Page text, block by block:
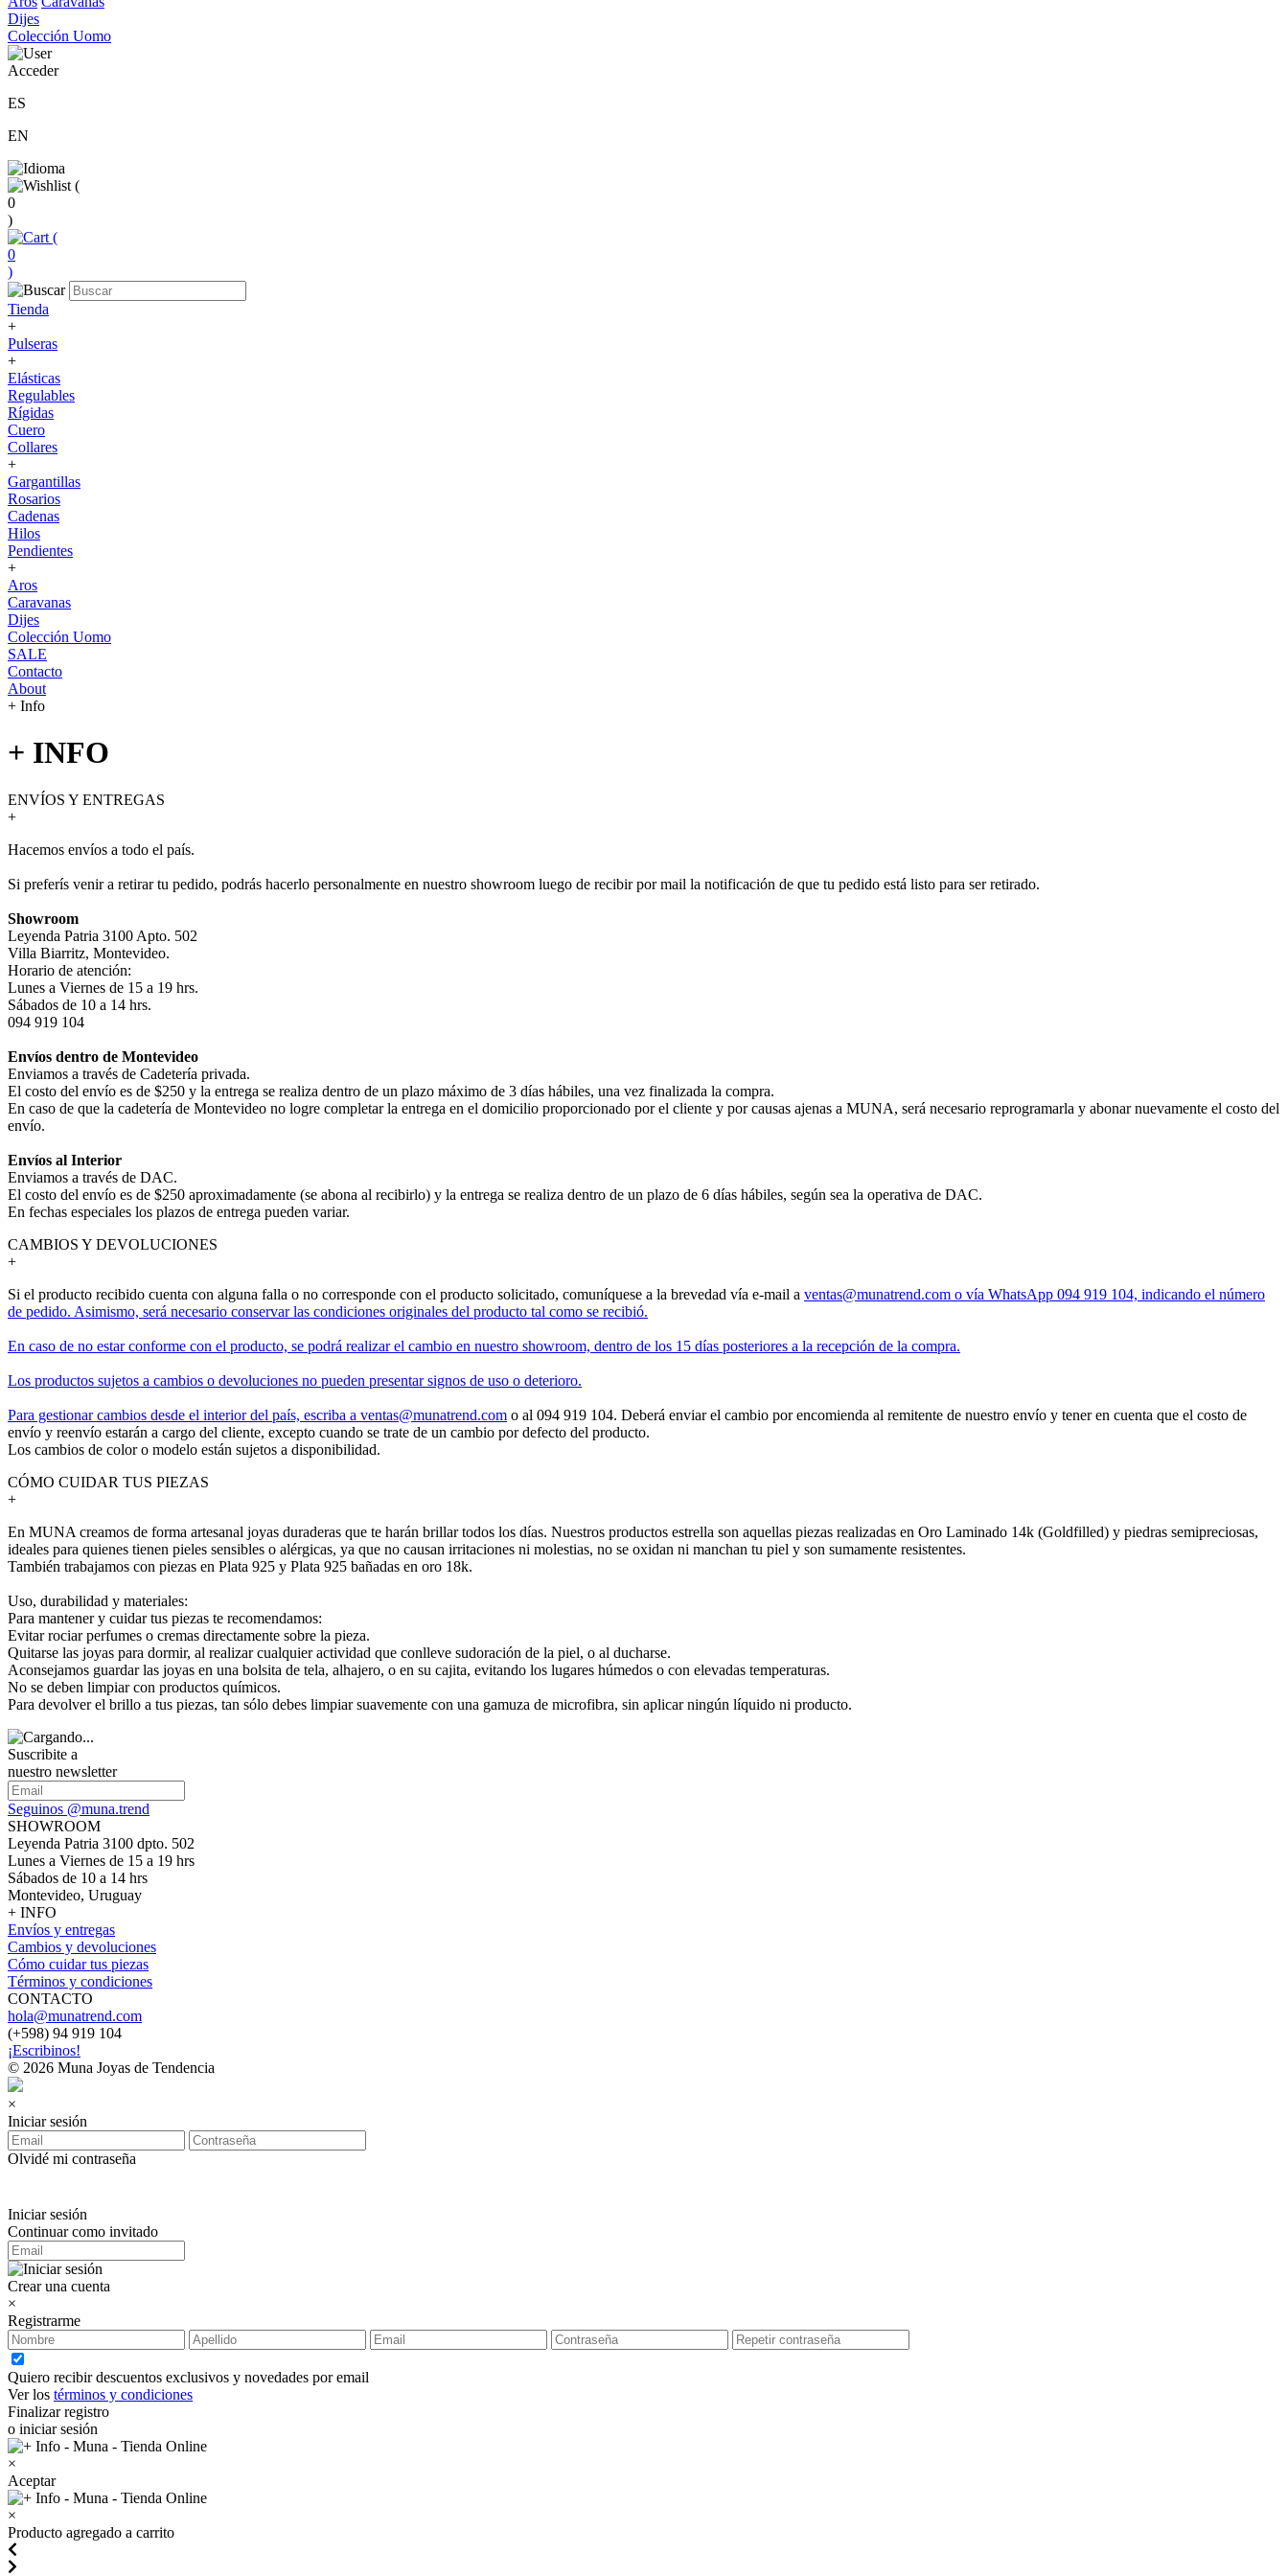
Dijes
Colección Uomo
Acceder
ES
EN
(
0
)
(
0
)
Tienda
+
Pulseras
+
Elásticas
Regulables
Rígidas
Cuero
Collares
+
Gargantillas
Rosarios
Cadenas
Hilos
Pendientes
+
Aros
Caravanas
Dijes
Colección Uomo
SALE
Contacto
About
+ Info
+ INFO
ENVÍOS Y ENTREGAS
+
Hacemos envíos a todo el país.
Si preferís venir a retirar tu pedido, podrás hacerlo personalmente en nuestro showroom luego de recibir por mail la notificación de que tu pedido está listo para ser retirado.
Showroom
Leyenda Patria 3100 Apto. 502
Villa Biarritz, Montevideo.
Horario de atención:
Lunes a Viernes de 15 a 19 hrs.
Sábados de 10 a 14 hrs.
094 919 104
Envíos dentro de Montevideo
Enviamos a través de Cadetería privada.
El costo del envío es de $250 y la entrega se realiza dentro de un plazo máximo de 3 días hábiles, una vez finalizada la compra.
En caso de que la cadetería de Montevideo no logre completar la entrega en el domicilio proporcionado por el cliente y por causas ajenas a MUNA, será necesario reprogramarla y abonar nuevamente el costo del
envío.
Envíos al Interior
Enviamos a través de DAC.
El costo del envío es de $250 aproximadamente (se abona al recibirlo) y la entrega se realiza dentro de un plazo de 6 días hábiles, según sea la operativa de DAC.
En fechas especiales los plazos de entrega pueden variar.
CAMBIOS Y DEVOLUCIONES
+
Si el producto recibido cuenta con alguna falla o no corresponde con el producto solicitado, comuníquese a la brevedad vía e-mail a ventas@munatrend.com o vía WhatsApp 094 919 104, indicando el número
de pedido. Asimismo, será necesario conservar las condiciones originales del producto tal como se recibió.
En caso de no estar conforme con el producto, se podrá realizar el cambio en nuestro showroom, dentro de los 15 días posteriores a la recepción de la compra.
Los productos sujetos a cambios o devoluciones no pueden presentar signos de uso o deterioro.
Para gestionar cambios desde el interior del país, escriba a ventas@munatrend.com o al 094 919 104. Deberá enviar el cambio por encomienda al remitente de nuestro envío y tener en cuenta que el costo de
envío y reenvío estarán a cargo del cliente, excepto cuando se trate de un cambio por defecto del producto.
Los cambios de color o modelo están sujetos a disponibilidad.
CÓMO CUIDAR TUS PIEZAS
+
En MUNA creamos de forma artesanal joyas duraderas que te harán brillar todos los días. Nuestros productos estrella son aquellas piezas realizadas en Oro Laminado 14k (Goldfilled) y piedras semipreciosas,
ideales para quienes tienen pieles sensibles o alérgicas, ya que no causan irritaciones ni molestias, no se oxidan ni manchan tu piel y son sumamente resistentes.
También trabajamos con piezas en Plata 925 y Plata 925 bañadas en oro 18k.
Uso, durabilidad y materiales:
Para mantener y cuidar tus piezas te recomendamos:
Evitar rociar perfumes o cremas directamente sobre la pieza.
Quitarse las joyas para dormir, al realizar cualquier actividad que conlleve sudoración de la piel, o al ducharse.
Aconsejamos guardar las joyas en una bolsita de tela, alhajero, o en su cajita, evitando los lugares húmedos o con elevadas temperaturas.
No se deben limpiar con productos químicos.
Para devolver el brillo a tus piezas, tan sólo debes limpiar suavemente con una gamuza de microfibra, sin aplicar ningún líquido ni producto.
Suscribite a
nuestro newsletter
Seguinos @muna.trend
SHOWROOM
Leyenda Patria 3100 dpto. 502
Lunes a Viernes de 15 a 19 hrs
Sábados de 10 a 14 hrs
Montevideo, Uruguay
+ INFO
Envíos y entregas
Cambios y devoluciones
Cómo cuidar tus piezas
Términos y condiciones
CONTACTO
hola@munatrend.com
(+598) 94 919 104
¡Escribinos!
© 2026 Muna Joyas de Tendencia
×
Iniciar sesión
Olvidé mi contraseña
Iniciar sesión
Continuar como invitado
Crear una cuenta
×
Registrarme
Quiero recibir descuentos exclusivos y novedades por email
Ver los términos y condiciones
Finalizar registro
o iniciar sesión
×
Aceptar
×
Producto agregado a carrito